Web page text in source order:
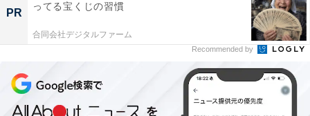
PR
ってる宝くじの習慣
合同会社デジタルファーム
Recommended by